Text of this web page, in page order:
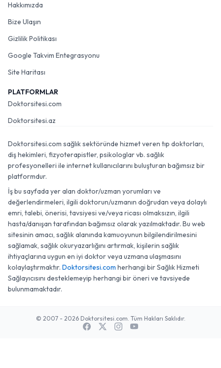
Hakkımızda
Bize Ulaşın
Gizlilik Politikası
Google Takvim Entegrasyonu
Site Haritası
PLATFORMLAR
Doktorsitesi.com
Doktorsitesi.az
Doktorsitesi.com sağlık sektöründe hizmet veren tıp doktorları,
diş hekimleri, fizyoterapistler, psikologlar vb. sağlık
profesyonelleri ile internet kullanıcılarını buluşturan bağımsız bir
platformdur.
İş bu sayfada yer alan doktor/uzman yorumları ve
değerlendirmeleri, ilgili doktorun/uzmanın doğrudan veya dolaylı
emri, talebi, önerisi, tavsiyesi ve/veya ricası olmaksızın, ilgili
hasta/danışan tarafından bağımsız olarak yazılmaktadır. Bu web
sitesinin amacı, sağlık alanında kamuoyunun bilgilendirilmesini
sağlamak, sağlık okuryazarlığını artırmak, kişilerin sağlık
ihtiyaçlarına uygun en iyi doktor veya uzmana ulaşmasını
kolaylaştırmaktır. Doktorsitesi.com herhangi bir Sağlık Hizmeti
Sağlayıcısını desteklemeyip herhangi bir öneri ve tavsiyede
bulunmamaktadır.
© 2007 - 2026 Doktorsitesi.com. Tüm Hakları Saklıdır.